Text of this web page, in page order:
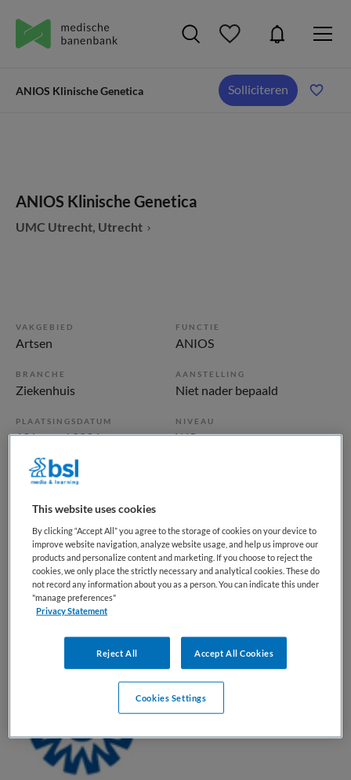
ANIOS Klinische Genetica Solliciteren
ANIOS Klinische Genetica
UMC Utrecht, Utrecht
VAKGEBIED
Artsen
FUNCTIE
ANIOS
BRANCHE
Ziekenhuis
AANSTELLING
Niet nader bepaald
PLAATSINGSDATUM
13 januari 2026
NIVEAU
WO
ERVARING
Ervaren
Vacature niet beschikbaar
Deze vacature ANIOS Klinische Genetica bij UMC Utrecht
is niet meer actueel. Hieronder staan enkele vergelijkbare
vacatures die voor u wellicht interessant zijn.
This website uses cookies
By clicking “Accept All” you agree to the storage of cookies on your device to
improve website navigation, analyze website usage, and help us improve our
products and personalize content and marketing. If you choose to reject the
cookies, we only place the strictly necessary and analytical cookies. These do
not record any information about you as a person. You can indicate this under
"manage preferences"
Privacy Statement
Reject All Accept All Cookies
Cookies Settings